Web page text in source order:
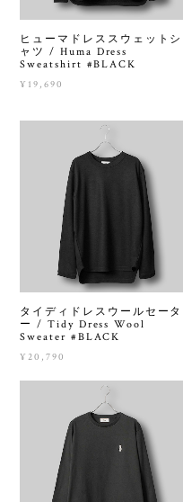
ヒューマドレススウェットシ
ャツ / Huma Dress
Sweatshirt #BLACK
¥19,690
タイディドレスウールセータ
ー / Tidy Dress Wool
Sweater #BLACK
¥20,790